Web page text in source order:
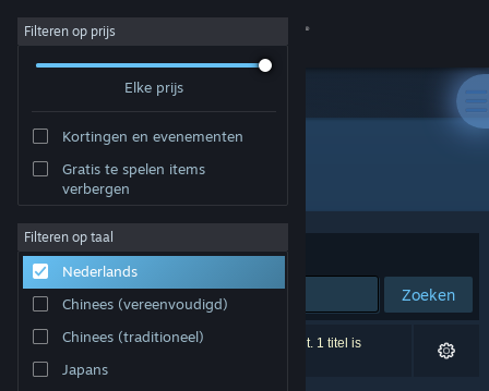
Inloggen
Community
Over
Ondersteuning
Taal wijzigen
Download de mobiele Steam-app
Filteren op prijs
Elke prijs
Kortingen en evenementen
Gratis te spelen items
verbergen
Filteren op taal
Nederlands
Chinees (vereenvoudigd)
Chinees (traditioneel)
Japans
Uitgever: TECHNICAL ARTS
Sorteren op Relevantie
Zoeken
0 resultaten komen overeen met je zoekopdracht. 1 titel is
uitgesloten op basis van je voorkeuren.